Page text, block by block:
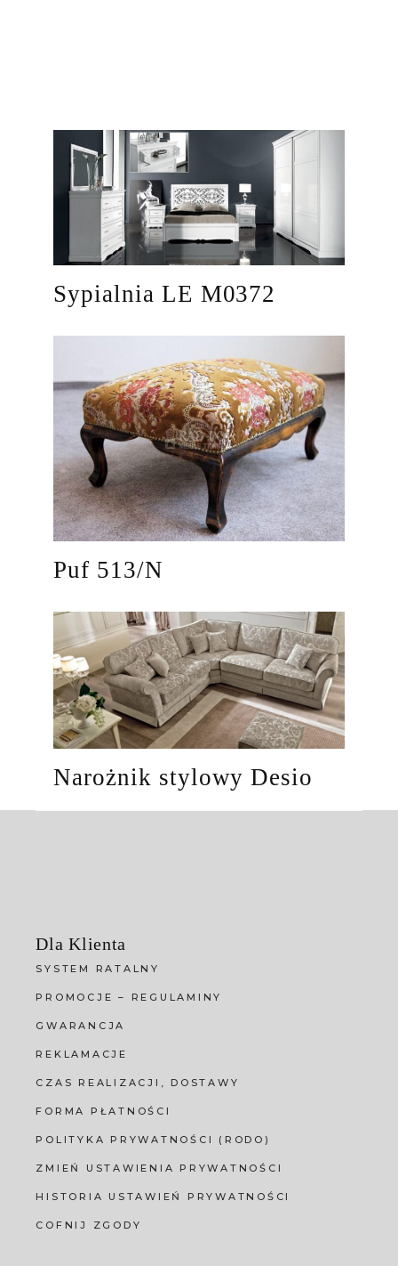
Sypialnia LE M0372
Puf 513/N
Narożnik stylowy Desio
Dla Klienta
SYSTEM RATALNY
PROMOCJE – REGULAMINY
GWARANCJA
REKLAMACJE
CZAS REALIZACJI, DOSTAWY
FORMA PŁATNOŚCI
POLITYKA PRYWATNOŚCI (RODO)
ZMIEŃ USTAWIENIA PRYWATNOŚCI
HISTORIA USTAWIEŃ PRYWATNOŚCI
COFNIJ ZGODY